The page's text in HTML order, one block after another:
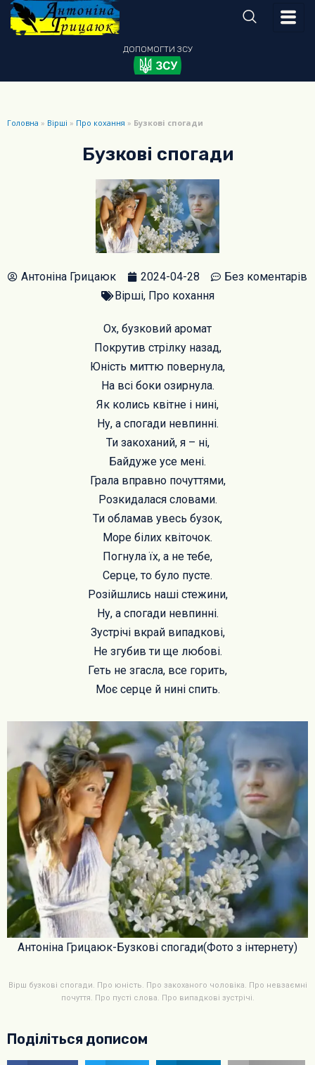
ДОПОМОГТИ ЗСУ
Головна » Вірші » Про кохання » Бузкові спогади
Бузкові спогади
Антоніна Грицаюк 2024-04-28
Без коментарів
Вірші, Про кохання
Ох, бузковий аромат
Покрутив стрілку назад,
Юність миттю повернула,
На всі боки озирнула.
Як колись квітне і нині,
Ну, а спогади невпинні.
Ти закоханий, я – ні,
Байдуже усе мені.
Грала вправно почуттями,
Розкидалася словами.
Ти обламав увесь бузок,
Море білих квіточок.
Погнула їх, а не тебе,
Серце, то було пусте.
Розійшлись наші стежини,
Ну, а спогади невпинні.
Зустрічі вкрай випадкові,
Не згубив ти ще любові.
Геть не згасла, все горить,
Моє серце й нині спить.
Антоніна Грицаюк-Бузкові спогади(Фото з інтернету)
Вірш бузкові спогади. Про юність. Про закоханого чоловіка. Про невзаємні
почуття. Про пусті слова. Про випадкові зустрічі.
Поділіться дописом